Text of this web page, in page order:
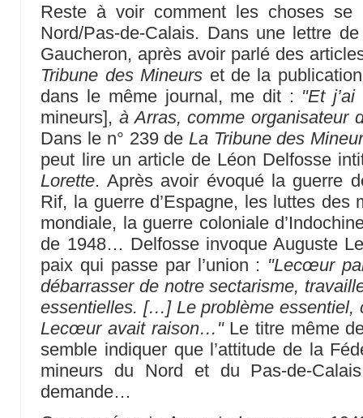
Reste à voir comment les choses
Nord/Pas-de-Calais. Dans une lettre
Gaucheron, après avoir parlé des
Tribune des Mineurs et de la
dans le même journal, me dit : "Et
mineurs],à Arras, comme organisateur
Dans le n° 239 de La Tribune des
peut lire un article de Léon Delfosse
Lorette. Après avoir évoqué la guerre
Rif, la guerre d’Espagne, les luttes des
mondiale, la guerre coloniale
de 1948… Delfosse invoque Auguste
paix qui passe par l’union : "Lecœur
débarrasser de notre sectarisme,
essentielles. […] Le problème essentiel,
Lecœur avait raison…"Le titre même
semble indiquer que l’attitude de la
mineurs du Nord et du Pas-de-
demande…